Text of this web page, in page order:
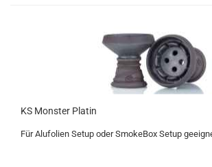
KS Monster Platin
Für Alufolien Setup oder SmokeBox Setup